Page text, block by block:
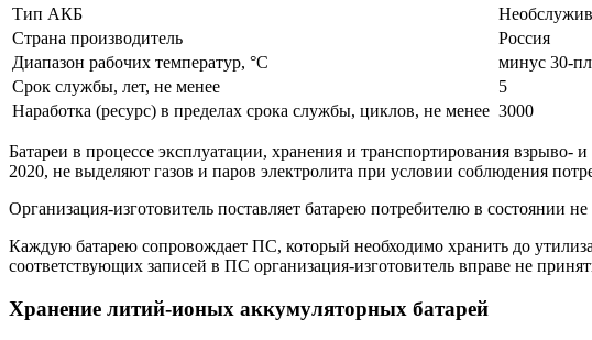
Тип АКБ
Страна производитель
Россия
Диапазон рабочих температур, °С
минус 30-
Срок службы, лет, не менее
5
Наработка (ресурс) в пределах срока службы, циклов, не менее 3000
Батареи в процессе эксплуатации, хранения и транспортирования
2020, не выделяют газов и паров электролита при условии соблюдения
Организация-изготовитель поставляет батарею потребителю в состоянии
Каждую батарею сопровождает ПС, который необходимо хранить до
соответствующих записей в ПС организация-изготовитель вправе не
Хранение литий-ионых аккумуляторных батарей